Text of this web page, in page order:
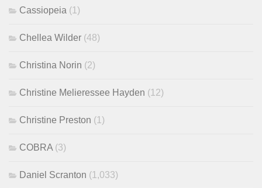
Cassiopeia (1)
Chellea Wilder (48)
Christina Norin (2)
Christine Melieressee Hayden (12)
Christine Preston (1)
COBRA (3)
Daniel Scranton (1,033)